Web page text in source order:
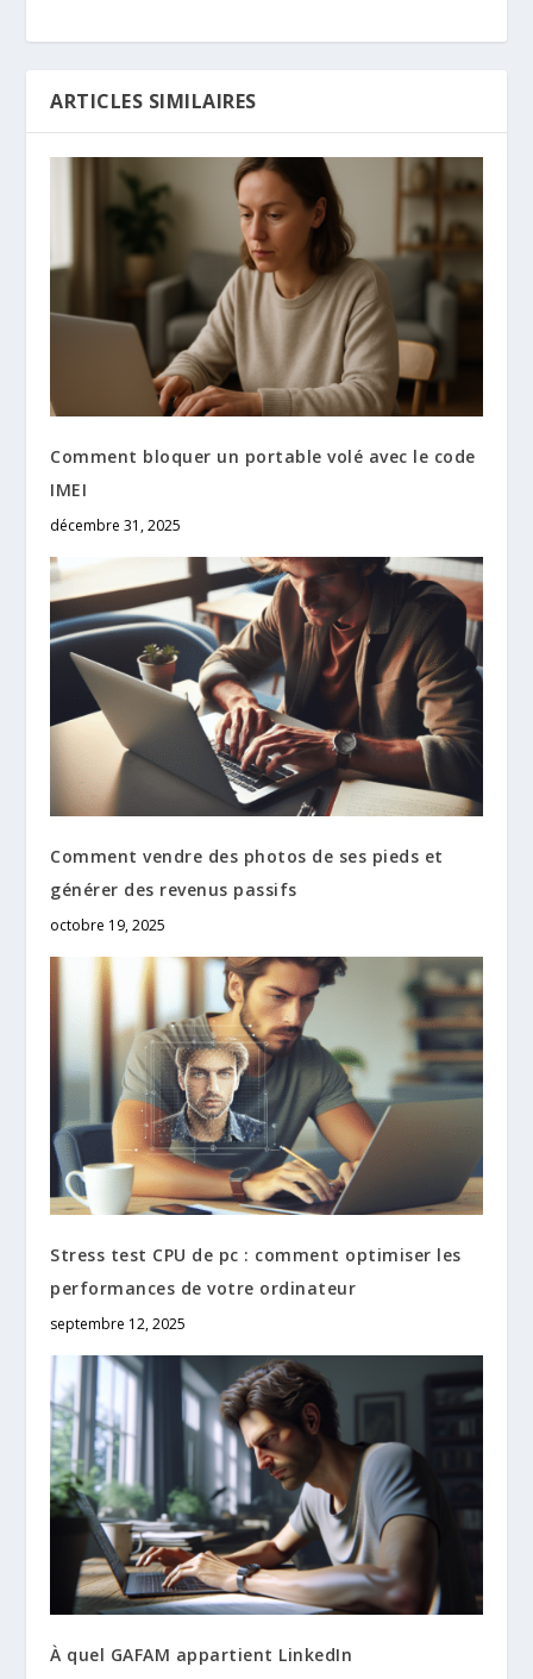
ARTICLES SIMILAIRES
Comment bloquer un portable volé avec le code
IMEI
décembre 31, 2025
Comment vendre des photos de ses pieds et
générer des revenus passifs
octobre 19, 2025
Stress test CPU de pc : comment optimiser les
performances de votre ordinateur
septembre 12, 2025
À quel GAFAM appartient LinkedIn